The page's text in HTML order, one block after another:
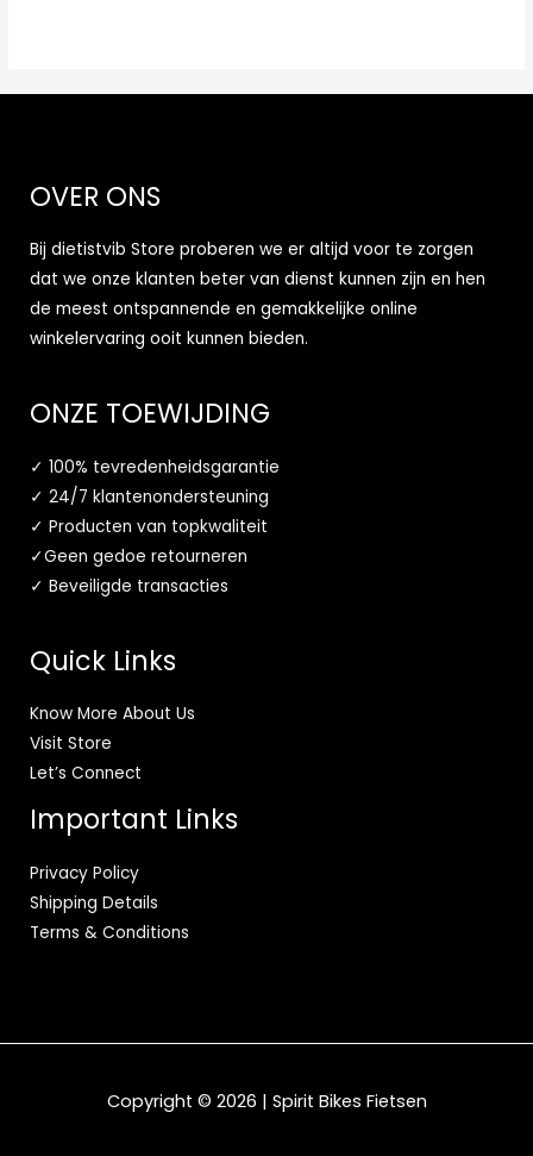
OVER ONS
Bij dietistvib Store proberen we er altijd voor te zorgen
dat we onze klanten beter van dienst kunnen zijn en hen
de meest ontspannende en gemakkelijke online
winkelervaring ooit kunnen bieden.
ONZE TOEWIJDING
✓ 100% tevredenheidsgarantie
✓ 24/7 klantenondersteuning
✓ Producten van topkwaliteit
✓Geen gedoe retourneren
✓ Beveiligde transacties
Quick Links
Know More About Us
Visit Store
Let’s Connect
Important Links
Privacy Policy
Shipping Details
Terms & Conditions
Copyright © 2026 | Spirit Bikes Fietsen